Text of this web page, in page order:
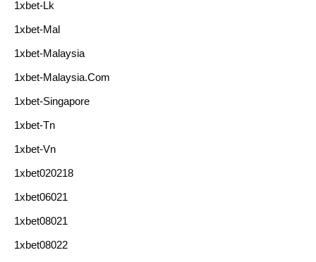
1xbet-Lk
1xbet-Mal
1xbet-Malaysia
1xbet-Malaysia.com
1xbet-Singapore
1xbet-Tn
1xbet-Vn
1xbet020218
1xbet06021
1xbet08021
1xbet08022